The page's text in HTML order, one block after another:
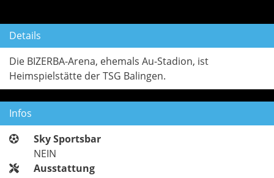
Details
Die BIZERBA-Arena, ehemals Au-Stadion, ist
Heimspielstätte der TSG Balingen.
Infos
Sky Sportsbar
NEIN
Ausstattung